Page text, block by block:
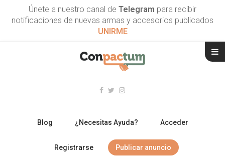
Únete a nuestro canal de Telegram para recibir
notificaciones de nuevas armas y accesorios publicados
UNIRME
Blog ¿Necesitas Ayuda? Acceder
Registrarse Publicar anuncio